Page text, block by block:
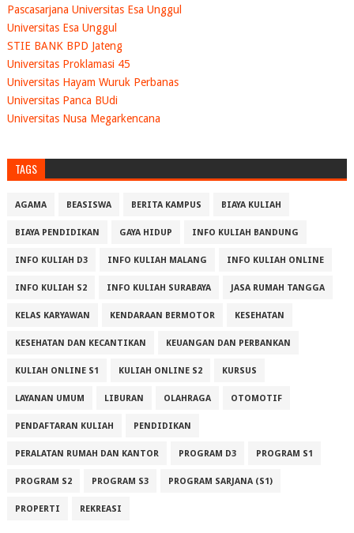
Pascasarjana Universitas Esa Unggul
Universitas Esa Unggul
STIE BANK BPD Jateng
Universitas Proklamasi 45
Universitas Hayam Wuruk Perbanas
Universitas Panca BUdi
Universitas Nusa Megarkencana
TAGS
AGAMA BEASISWA BERITA KAMPUS BIAYA KULIAH
BIAYA PENDIDIKAN GAYA HIDUP INFO KULIAH BANDUNG
INFO KULIAH D3 INFO KULIAH MALANG INFO KULIAH ONLINE
INFO KULIAH S2 INFO KULIAH SURABAYA JASA RUMAH TANGGA
KELAS KARYAWAN KENDARAAN BERMOTOR KESEHATAN
KESEHATAN DAN KECANTIKAN KEUANGAN DAN PERBANKAN
KULIAH ONLINE S1 KULIAH ONLINE S2 KURSUS
LAYANAN UMUM LIBURAN OLAHRAGA OTOMOTIF
PENDAFTARAN KULIAH PENDIDIKAN
PERALATAN RUMAH DAN KANTOR PROGRAM D3 PROGRAM S1
PROGRAM S2 PROGRAM S3 PROGRAM SARJANA (S1)
PROPERTI REKREASI